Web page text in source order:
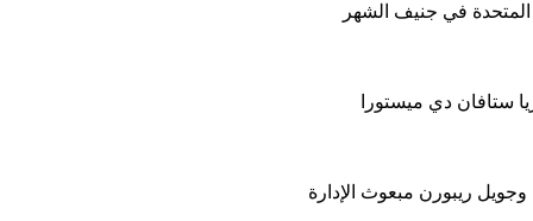
المتحدة في جنيف الشهر
ستافان دي ميستورا
ريبورن مبعوث الإدارة